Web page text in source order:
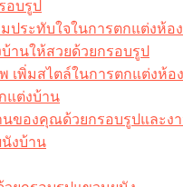
อบรูป
ประทับใจในการตกแต่งห้อง
านให้สวยด้วยกรอบรูป
เพิ่มสไตล์ในการตกแต่งห้อง
แต่งบ้าน
ของคุณด้วยกรอบรูปและง
งบ้าน